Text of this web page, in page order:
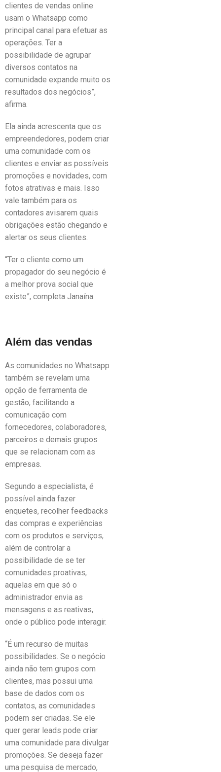
clientes de vendas online
usam o Whatsapp como
principal canal para efetuar as
operações. Ter a
possibilidade de agrupar
diversos contatos na
comunidade expande muito os
resultados dos negócios”,
afirma.
Ela ainda acrescenta que os
empreendedores, podem criar
uma comunidade com os
clientes e enviar as possíveis
promoções e novidades, com
fotos atrativas e mais. Isso
vale também para os
contadores avisarem quais
obrigações estão chegando e
alertar os seus clientes.
“Ter o cliente como um
propagador do seu negócio é
a melhor prova social que
existe”, completa Janaína.
Além das vendas
As comunidades no Whatsapp
também se revelam uma
opção de ferramenta de
gestão, facilitando a
comunicação com
fornecedores, colaboradores,
parceiros e demais grupos
que se relacionam com as
empresas.
Segundo a especialista, é
possível ainda fazer
enquetes, recolher feedbacks
das compras e experiências
com os produtos e serviços,
além de controlar a
possibilidade de se ter
comunidades proativas,
aquelas em que só o
administrador envia as
mensagens e as reativas,
onde o público pode interagir.
“É um recurso de muitas
possibilidades. Se o negócio
ainda não tem grupos com
clientes, mas possui uma
base de dados com os
contatos, as comunidades
podem ser criadas. Se ele
quer gerar leads pode criar
uma comunidade para divulgar
promoções. Se deseja fazer
uma pesquisa de mercado,